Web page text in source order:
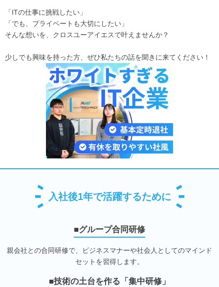
「ITの仕事に挑戦したい」
「でも、プライベートも大切にしたい」
そんな想いを、クロスユーアイエスで叶えませんか？
少しでも興味を持った方、ぜひ私たちの話を聞きに来てください！
入社後1年で活躍するために
■グループ合同研修
親会社との合同研修で、ビジネスマナーや社会人としてのマインド
セットを習得します。
■技術の土台を作る「集中研修」